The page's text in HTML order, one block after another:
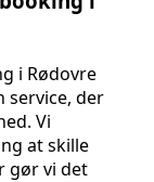
i Rødovre
service, der
Vi
at skille
gør vi det